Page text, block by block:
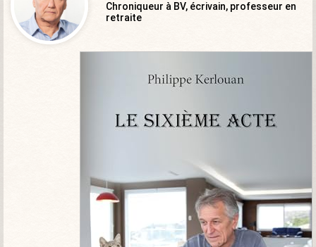
Chroniqueur à BV, écrivain, professeur en
retraite